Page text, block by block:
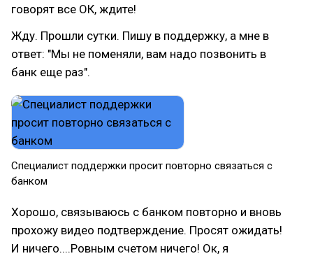
говорят все ОК, ждите!
Жду. Прошли сутки. Пишу в поддержку, а мне в
ответ: "Мы не поменяли, вам надо позвонить в
банк еще раз".
Специалист поддержки просит повторно связаться с
банком
Хорошо, связываюсь с банком повторно и вновь
прохожу видео подтверждение. Просят ожидать!
И ничего....Ровным счетом ничего! Ок, я